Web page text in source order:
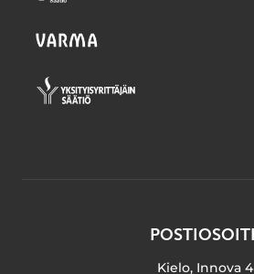
Kielo, Innova 4